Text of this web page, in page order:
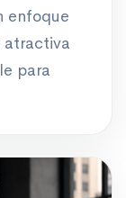
enfoque
atractiva
para